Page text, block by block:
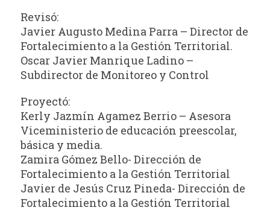
Revisó:
Javier Augusto Medina Parra – Director de
Fortalecimiento a la Gestión Territorial.
Oscar Javier Manrique Ladino –
Subdirector de Monitoreo y Control
Proyectó:
Kerly Jazmín Agamez Berrio – Asesora
Viceministerio de educación preescolar,
básica y media.
Zamira Gómez Bello- Dirección de
Fortalecimiento a la Gestión Territorial
Javier de Jesús Cruz Pineda- Dirección de
Fortalecimiento a la Gestión Territorial